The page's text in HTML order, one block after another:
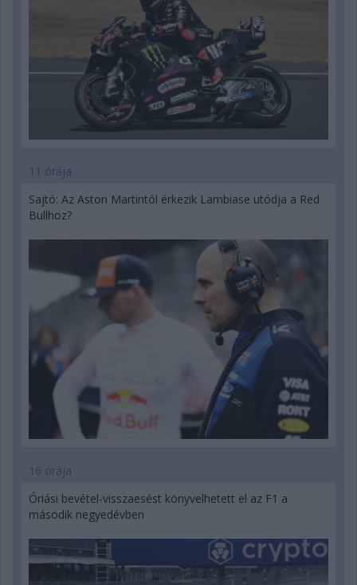
11 órája
Sajtó: Az Aston Martintól érkezik Lambiase utódja a Red
Bullhoz?
16 órája
Óriási bevétel-visszaesést könyvelhetett el az F1 a
második negyedévben